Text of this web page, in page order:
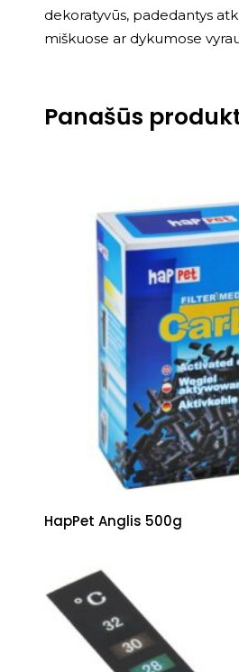
dekoratyvūs, padedantys
miškuose ar dykumose
Panašūs
HapPet Anglis 500g